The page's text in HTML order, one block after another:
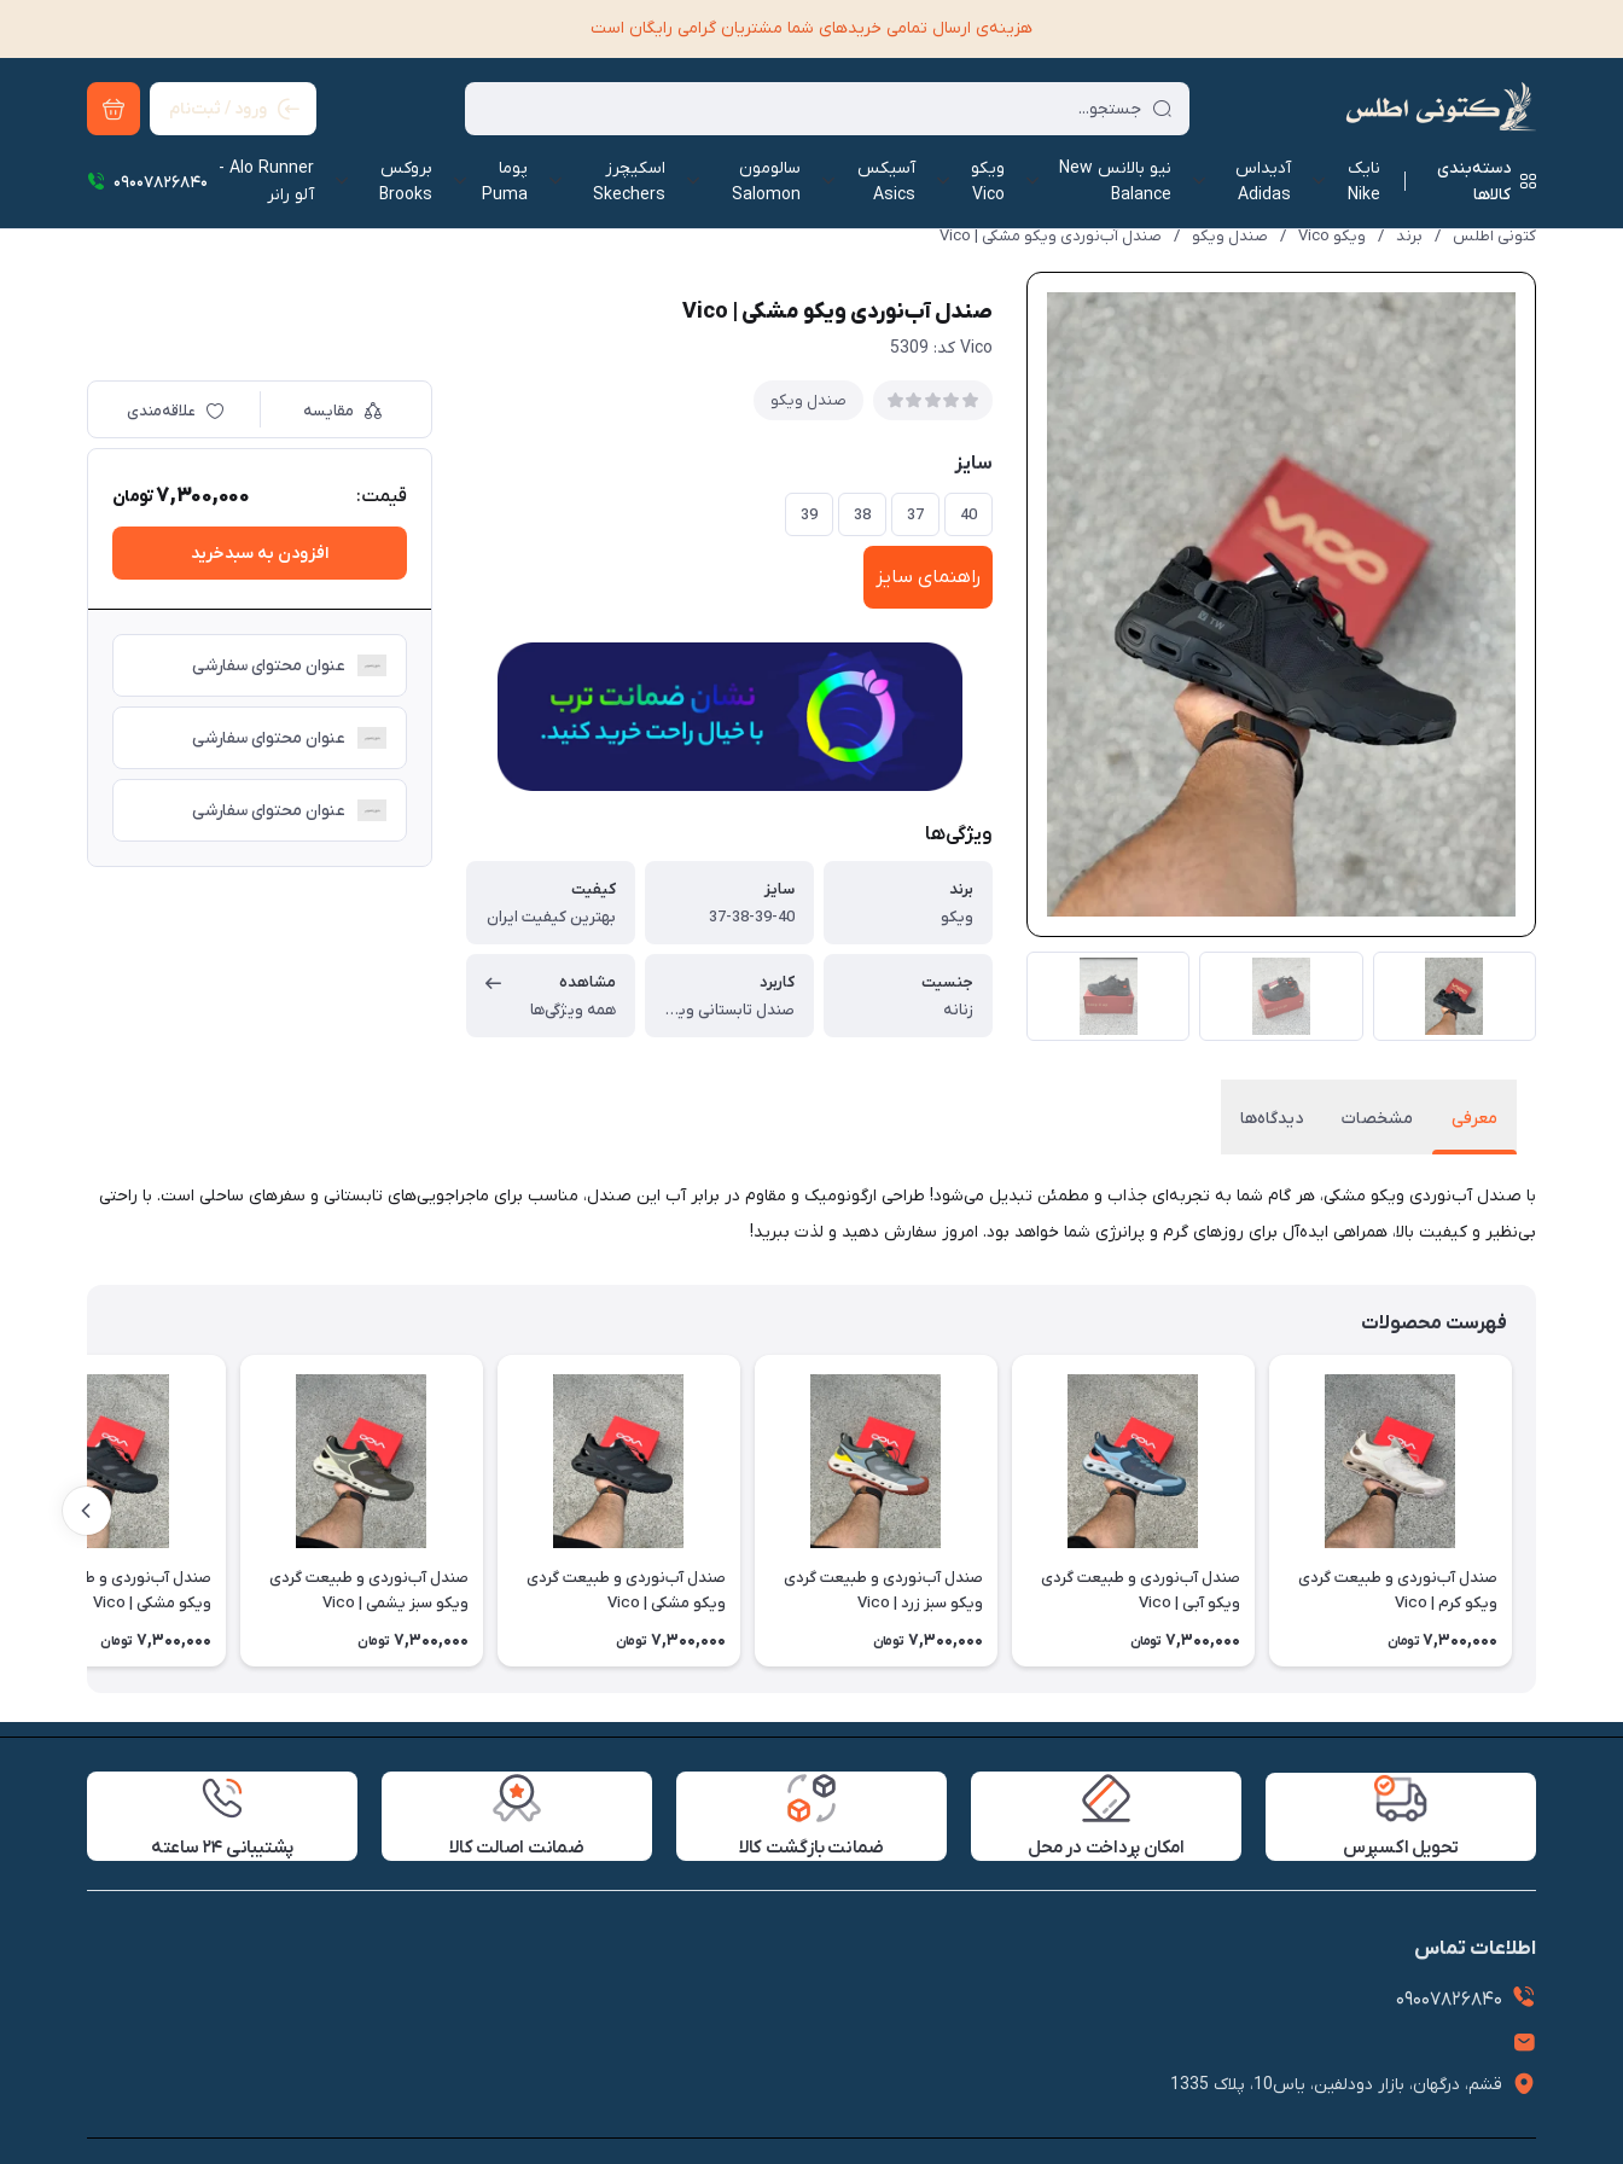
هزینه‌ی ارسال تمامی خرید‌های شما مشتریان گرامی رایگان است
ورود / ثبت‌نام
دسته‌بندی
کالاها
نایک
Nike
آدیداس
Adidas
نیو بالانس New
Balance
ویکو
Vico
آسیکس
Asics
سالومون
Salomon
اسکیچرز
Skechers
پوما
Puma
بروکس
Brooks
Alo Runner -
آلو رانر‌
09007826840
کتونی اطلس / برند / ویکو Vico / صندل ویکو / صندل آب‌نوردی ویکو مشکی | Vico
صندل آب‌نوردی ویکو مشکی | Vico
Vico کد: 5309
صندل ویکو
سایز
40
37
38
39
راهنمای سایز
ویژگی‌ها
برند
ویکو
سایز
37-38-39-40
کیفیت
بهترین کیفیت ایران
جنسیت
زنانه
کاربرد
صندل تابستانی ویکو مناسب پیاده روی و طبیعت گردی و آب نوردی
مشاهده
همه ویژگی‌ها
مقایسه علاقه‌مندی
قیمت: 7,300,000تومان
افزودن به سبدخرید
عنوان محتوای سفارشی
عنوان محتوای سفارشی
عنوان محتوای سفارشی
معرفی مشخصات دیدگاه‌ها
با صندل آب‌نوردی ویکو مشکی، هر گام شما به تجربه‌ای جذاب و مطمئن تبدیل می‌شود! طراحی ارگونومیک و مقاوم در برابر آب این صندل، مناسب برای ماجراجویی‌های تابستانی و سفرهای ساحلی است. با راحتی
بی‌نظیر و کیفیت بالا، همراهی ایده‌آل برای روزهای گرم و پرانرژی شما خواهد بود. امروز سفارش دهید و لذت ببرید!
فهرست محصولات
صندل آب‌نوردی و طبیعت گردی
ویکو کرم | Vico
7,300,000 تومان
صندل آب‌نوردی و طبیعت گردی
ویکو آبی | Vico
7,300,000 تومان
صندل آب‌نوردی و طبیعت گردی
ویکو سبز زرد | Vico
7,300,000 تومان
صندل آب‌نوردی و طبیعت گردی
ویکو مشکی | Vico
7,300,000 تومان
صندل آب‌نوردی و طبیعت گردی
ویکو سبز یشمی | Vico
7,300,000 تومان
صندل آب‌نوردی و طبیعت گردی
ویکو مشکی | Vico
7,300,000 تومان
تحویل اکسپرس امکان پرداخت در محل ضمانت بازگشت کالا ضمانت اصالت کالا پشتیبانی ۲۴ ساعته
اطلاعات تماس
09007826840
قشم، درگهان، بازار دودلفین، یاس10، پلاک 1335